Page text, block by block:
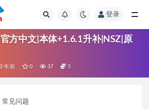
登录
方中文|本体+1.6.1升补|NSZ|原
年前 0 37 5
常见问题